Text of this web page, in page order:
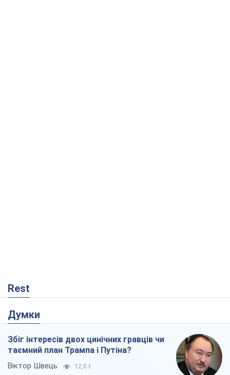
Rest
Думки
Збіг інтересів двох цинічних гравців чи
таємний план Трампа і Путіна?
Віктор Швець 12,0 т.